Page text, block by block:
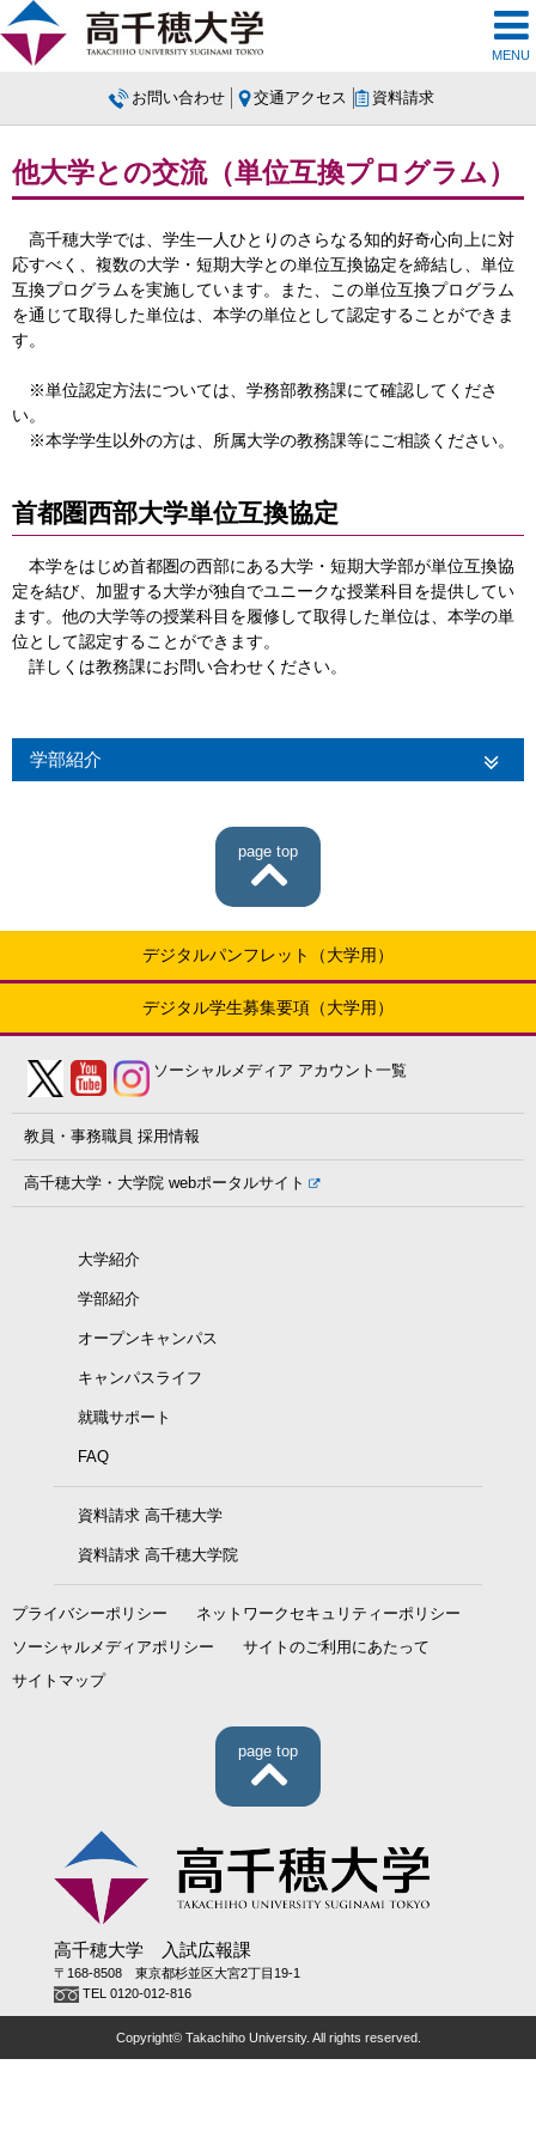
MENU
お問い合わせ 交通アクセス 資料請求
学部紹介
他大学との交流（単位互換プログラム）
高千穂大学では、学生一人ひとりのさらなる知的好奇心向上に対
応すべく、複数の大学・短期大学との単位互換協定を締結し、単位
互換プログラムを実施しています。また、この単位互換プログラム
を通じて取得した単位は、本学の単位として認定することができま
す。
※単位認定方法については、学務部教務課にて確認してくださ
い。
※本学学生以外の方は、所属大学の教務課等にご相談ください。
首都圏西部大学単位互換協定
本学をはじめ首都圏の西部にある大学・短期大学部が単位互換協
定を結び、加盟する大学が独自でユニークな授業科目を提供してい
ます。他の大学等の授業科目を履修して取得した単位は、本学の単
位として認定することができます。
詳しくは教務課にお問い合わせください。
page top
デジタルパンフレット（大学用）
デジタル学生募集要項（大学用）
ソーシャルメディア アカウント一覧
教員・事務職員 採用情報
高千穂大学・大学院 webポータルサイト
大学紹介
学部紹介
オープンキャンパス
キャンパスライフ
就職サポート
FAQ
資料請求 高千穂大学
資料請求 高千穂大学院
プライバシーポリシー
ネットワークセキュリティーポリシー
ソーシャルメディアポリシー
サイトのご利用にあたって
サイトマップ
page top
高千穂大学 入試広報課
〒168-8508 東京都杉並区大宮2丁目19-1
TEL 0120-012-816
Copyright© Takachiho University. All rights reserved.